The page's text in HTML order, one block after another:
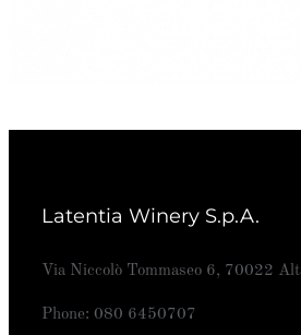
Latentia Winery S.p.A.
Via Niccolò Tommaseo 6, 70022
Phone: 080 6450707